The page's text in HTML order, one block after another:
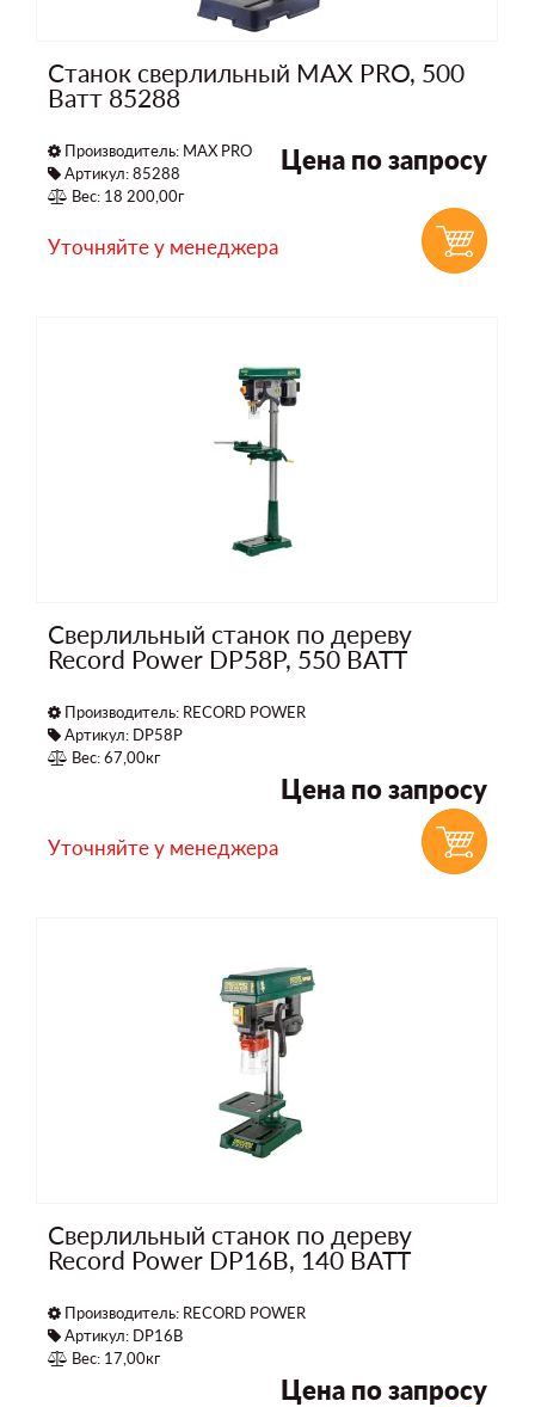
Станок сверлильный MAX PRO, 500
Ватт 85288
Производитель: MAX PRO
Артикул: 85288
Вес: 18 200,00г
Цена по запросу
Уточняйте у менеджера
Сверлильный станок по дереву
Record Power DP58P, 550 ВАТТ
Производитель: RECORD POWER
Артикул: DP58P
Вес: 67,00кг
Цена по запросу
Уточняйте у менеджера
Сверлильный станок по дереву
Record Power DP16B, 140 ВАТТ
Производитель: RECORD POWER
Артикул: DP16B
Вес: 17,00кг
Цена по запросу